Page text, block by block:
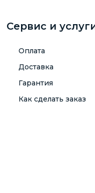
Сервис и
Оплата
Доставка
Гарантия
Как сделать заказ